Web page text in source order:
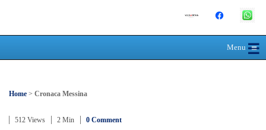
Menu≡
☰
Home > Cronaca Messina
512 Views 2 Min 0 Comment